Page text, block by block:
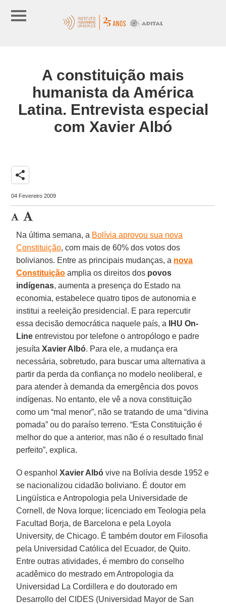
A constituição mais
humanista da América
Latina. Entrevista especial
com Xavier Albó
share
04 Fevereiro 2009
Na última semana, a Bolívia aprovou sua nova
Constituição, com mais de 60% dos votos dos
bolivianos. Entre as principais mudanças, a nova
Constituição amplia os direitos dos povos
indígenas, aumenta a presença do Estado na
economia, estabelece quatro tipos de autonomia e
institui a reeleição presidencial. E para repercutir
essa decisão democrática naquele país, a
IHU On-
Line entrevistou por telefone o antropólogo e padre
jesuítaXavier Albó. Para ele, a mudança era
necessária, sobretudo, para buscar uma alternativa a
partir da perda da confiança no modelo neoliberal, e
para atender à demanda da emergência dos povos
indígenas. No entanto, ele vê a nova constituição
como um “mal menor”, não se tratando de uma “divina
pomada” ou do paraíso terreno. “Esta Constituição é
melhor do que a anterior, mas não é o resultado final
perfeito”, explica.
O espanholXavier Albó vive na Bolívia desde 1952 e
se nacionalizou cidadão boliviano. É doutor em
Lingüística e Antropologia pela Universidade de
Cornell, de Nova Iorque; licenciado em Teologia pela
Facultad Borja, de Barcelona e pela Loyola
University, de Chicago. É também doutor em Filosofia
pela Universidad Católica del Ecuador, de Quito.
Entre outras atividades, é membro do conselho
acadêmico do mestrado em Antropologia da
Universidad La Cordillera e do doutorado em
Desarrollo del CIDES (Universidad Mayor de San